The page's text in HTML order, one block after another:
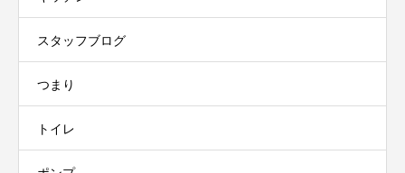
スタッフブログ
つまり
トイレ